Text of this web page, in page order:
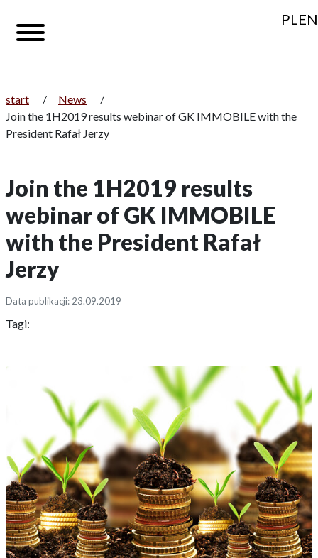
PLEN
start / News
/
Join the 1H2019 results webinar of GK IMMOBILE with the
President Rafał Jerzy
Join the 1H2019 results
webinar of GK IMMOBILE
with the President Rafał
Jerzy
Data publikacji: 23.09.2019
Tagi: